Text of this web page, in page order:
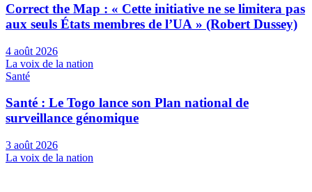
Correct the Map : « Cette initiative ne se limitera pas
aux seuls États membres de l’UA » (Robert Dussey)
4 août 2026
La voix de la nation
Santé
Santé : Le Togo lance son Plan national de
surveillance génomique
3 août 2026
La voix de la nation